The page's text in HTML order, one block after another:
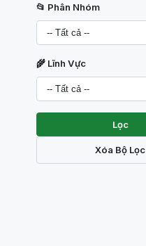
📂 Phân Nhóm
🌾 Lĩnh Vực
Lọc
Xóa Bộ Lọc